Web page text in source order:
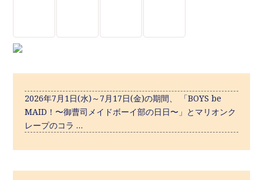
2026年7月1日(水)～7月17日(金)の期間、 「BOYS be
MAID！〜御曹司メイドボーイ部の日日〜」とマリオンク
レープのコラ …